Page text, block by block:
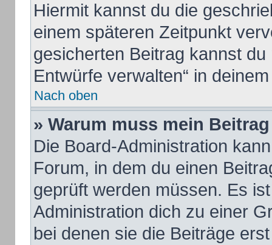
Hiermit kannst du die
einem späteren Zeitpunkt
gesicherten Beitrag kannst
Entwürfe verwalten“ in
Nach oben
» Warum muss mein
Die Board-Administration
Forum, in dem du einen
geprüft werden müssen. Es
Administration dich zu einer
bei denen sie die Beiträge